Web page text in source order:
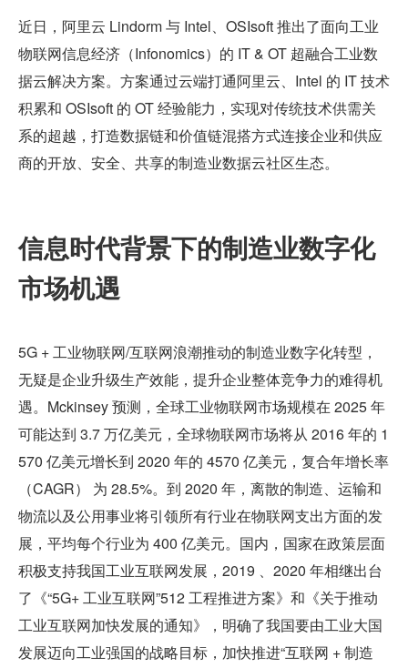
近日，阿里云 Lindorm 与 Intel、OSIsoft 推出了面向工业
物联网信息经济（Infonomics）的 IT & OT 超融合工业数
据云解决方案。方案通过云端打通阿里云、Intel 的 IT 技术
积累和 OSIsoft 的 OT 经验能力，实现对传统技术供需关
系的超越，打造数据链和价值链混搭方式连接企业和供应
商的开放、安全、共享的制造业数据云社区生态。
信息时代背景下的制造业数字化
市场机遇
5G + 工业物联网/互联网浪潮推动的制造业数字化转型，
无疑是企业升级生产效能，提升企业整体竞争力的难得机
遇。Mckinsey 预测，全球工业物联网市场规模在 2025 年
可能达到 3.7 万亿美元，全球物联网市场将从 2016 年的 1
570 亿美元增长到 2020 年的 4570 亿美元，复合年增长率
（CAGR） 为 28.5%。到 2020 年，离散的制造、运输和
物流以及公用事业将引领所有行业在物联网支出方面的发
展，平均每个行业为 400 亿美元。国内，国家在政策层面
积极支持我国工业互联网发展，2019 、2020 年相继出台
了《“5G+ 工业互联网”512 工程推进方案》和《关于推动
工业互联网加快发展的通知》，明确了我国要由工业大国
发展迈向工业强国的战略目标，加快推进“互联网 + 制造